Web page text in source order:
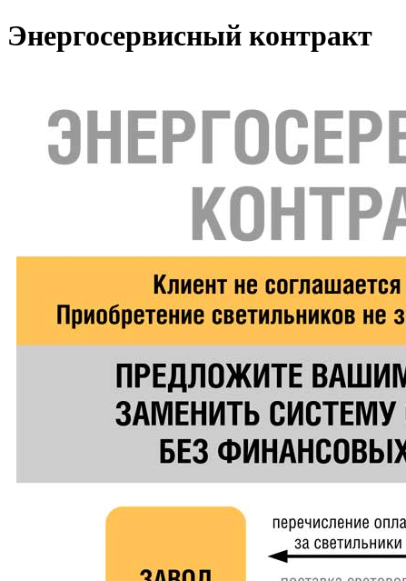
Энергосервисный контракт